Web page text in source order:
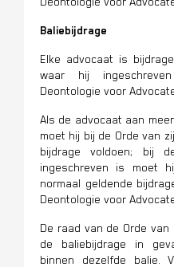
Baliebijdrage
Elke advocaat is
waar hij
Deontologie voor
Als de advocaat aan
moet hij bij de Orde van
bijdrage voldoen; bij
ingeschreven is moet
normaal geldende
Deontologie voor
De raad van de Orde
de baliebijdrage in
binnen dezelfde balie.